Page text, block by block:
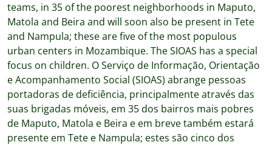
teams, in 35 of the poorest neighborhoods in Maputo,
Matola and Beira and will soon also be present in Tete
and Nampula; these are five of the most populous
urban centers in Mozambique. The SIOAS has a special
focus on children. O Serviço de Informação, Orientação
e Acompanhamento Social (SIOAS) abrange pessoas
portadoras de deficiência, principalmente através das
suas brigadas móveis, em 35 dos bairros mais pobres
de Maputo, Matola e Beira e em breve também estará
presente em Tete e Nampula; estes são cinco dos